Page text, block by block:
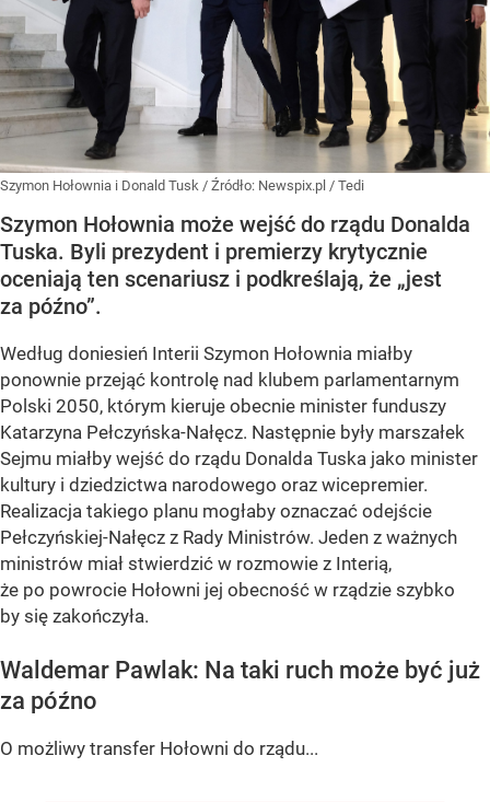
Szymon Hołownia i Donald Tusk / Źródło: Newspix.pl / Tedi
Szymon Hołownia może wejść do rządu Donalda
Tuska. Byli prezydent i premierzy krytycznie
oceniają ten scenariusz i podkreślają, że „jest
za późno”.
Według doniesień Interii Szymon Hołownia miałby
ponownie przejąć kontrolę nad klubem parlamentarnym
Polski 2050, którym kieruje obecnie minister funduszy
Katarzyna Pełczyńska-Nałęcz. Następnie były marszałek
Sejmu miałby wejść do rządu Donalda Tuska jako minister
kultury i dziedzictwa narodowego oraz wicepremier.
Realizacja takiego planu mogłaby oznaczać odejście
Pełczyńskiej-Nałęcz z Rady Ministrów. Jeden z ważnych
ministrów miał stwierdzić w rozmowie z Interią,
że po powrocie Hołowni jej obecność w rządzie szybko
by się zakończyła.
Waldemar Pawlak: Na taki ruch może być już
za późno
O możliwy transfer Hołowni do rządu...